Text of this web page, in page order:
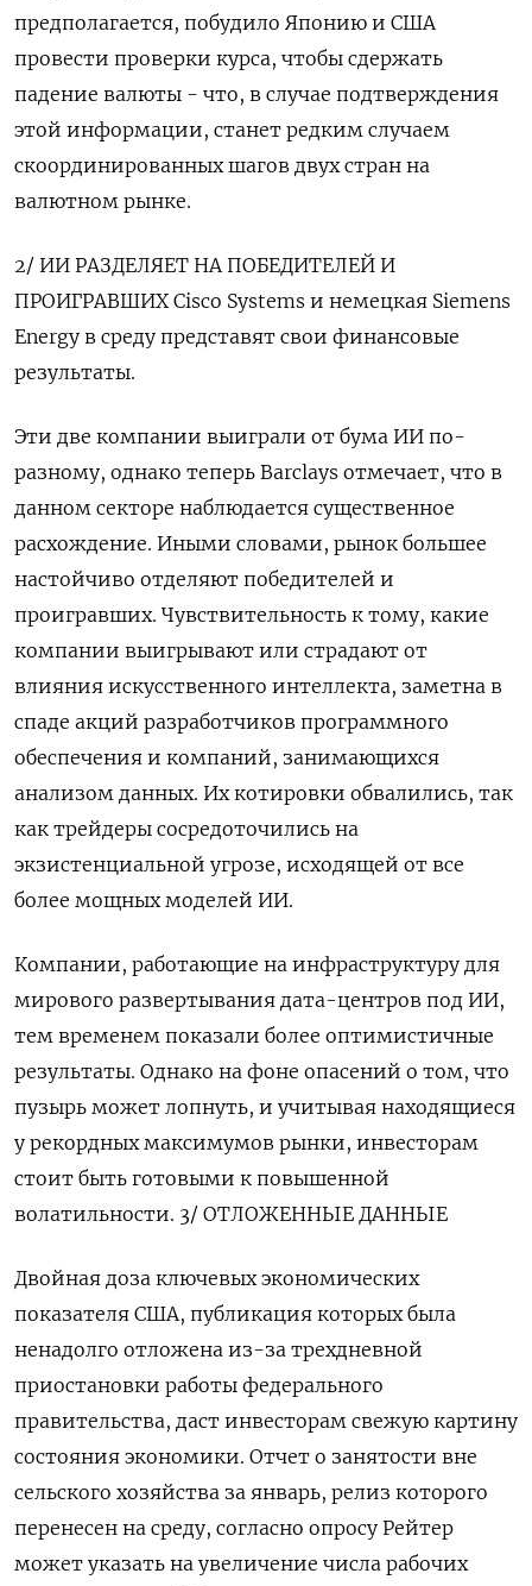
предполагается, побудило ⁠Японию и США
провести проверки курса, чтобы сдержать
падение ​валюты - что, в случае подтверждения
этой информации, станет редким случаем
скоординированных шагов ⁠двух стран на
валютном рынке.
2/ ИИ РАЗДЕЛЯЕТ НА ПОБЕДИТЕЛЕЙ И
ПРОИГРАВШИХ Cisco Systems и немецкая Siemens
Energy в среду представят свои финансовые
результаты.
Эти две компании выиграли от бума ИИ по-
разному, однако теперь Barclays ⁠отмечает, что в
данном секторе наблюдается существенное
расхождение. Иными словами, рынок большее
настойчиво отделяют победителей и
проигравших. Чувствительность к тому, какие
компании выигрывают или страдают от
влияния искусственного интеллекта, заметна ‌в
спаде акций разработчиков программного
обеспечения и компаний, занимающихся
анализом данных. Их котировки обвалились, так
как трейдеры сосредоточились на
экзистенциальной угрозе, исходящей от все
более мощных моделей ИИ.
Компании, ‍работающие на инфраструктуру для
мирового развертывания дата-центров под ИИ,
тем временем показали более оптимистичные
результаты. Однако на фоне опасений о том, что
пузырь может лопнуть, ‌и учитывая находящиеся
у рекордных максимумов рынки, инвесторам
стоит быть готовыми к повышенной
волатильности. 3/ ОТЛОЖЕННЫЕ ДАННЫЕ
Двойная доза ключевых экономических
показателя США, публикация которых была
ненадолго отложена из-​за трехдневной
приостановки работы федерального
правительства, даст инвесторам свежую картину
состояния экономики. Отчет о занятости вне
сельского хозяйства за январь, релиз которого
перенесен на среду, согласно опросу Рейтер
может указать на увеличение числа рабочих